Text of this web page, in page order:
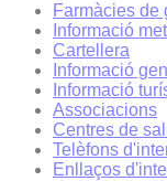
Farmàcies de
Informació
Cartellera
Informació
Informació
Associacions
Centres de
Telèfons
Enllaços